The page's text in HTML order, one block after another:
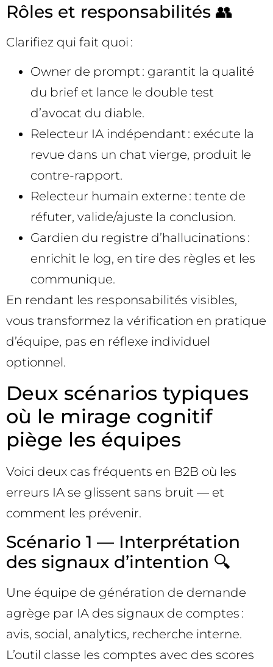
Rôles et responsabilités 👥
Clarifiez qui fait quoi :
Owner de prompt : garantit la qualité
du brief et lance le double test
d’avocat du diable.
Relecteur IA indépendant : exécute la
revue dans un chat vierge, produit le
contre-rapport.
Relecteur humain externe : tente de
réfuter, valide/ajuste la conclusion.
Gardien du registre d’hallucinations :
enrichit le log, en tire des règles et les
communique.
En rendant les responsabilités visibles,
vous transformez la vérification en pratique
d’équipe, pas en réflexe individuel
optionnel.
Deux scénarios typiques
où le mirage cognitif
piège les équipes
Voici deux cas fréquents en B2B où les
erreurs IA se glissent sans bruit — et
comment les prévenir.
Scénario 1 — Interprétation
des signaux d’intention 🔍
Une équipe de génération de demande
agrège par IA des signaux de comptes :
avis, social, analytics, recherche interne.
L’outil classe les comptes avec des scores